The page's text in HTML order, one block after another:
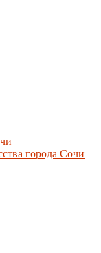
города Сочи